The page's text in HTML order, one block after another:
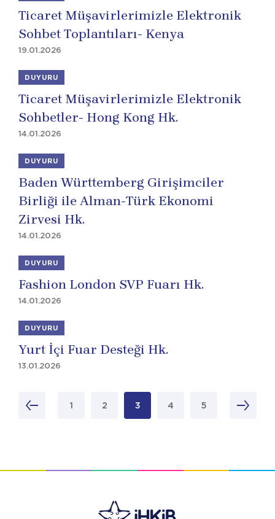
Ticaret Müşavirlerimizle Elektronik
Sohbet Toplantıları- Kenya
19.01.2026
DUYURU
Ticaret Müşavirlerimizle Elektronik
Sohbetler- Hong Kong Hk.
14.01.2026
DUYURU
Baden Württemberg Girişimciler
Birliği ile Alman-Türk Ekonomi
Zirvesi Hk.
14.01.2026
DUYURU
Fashion London SVP Fuarı Hk.
14.01.2026
DUYURU
Yurt İçi Fuar Desteği Hk.
13.01.2026
1 2 3 4 5